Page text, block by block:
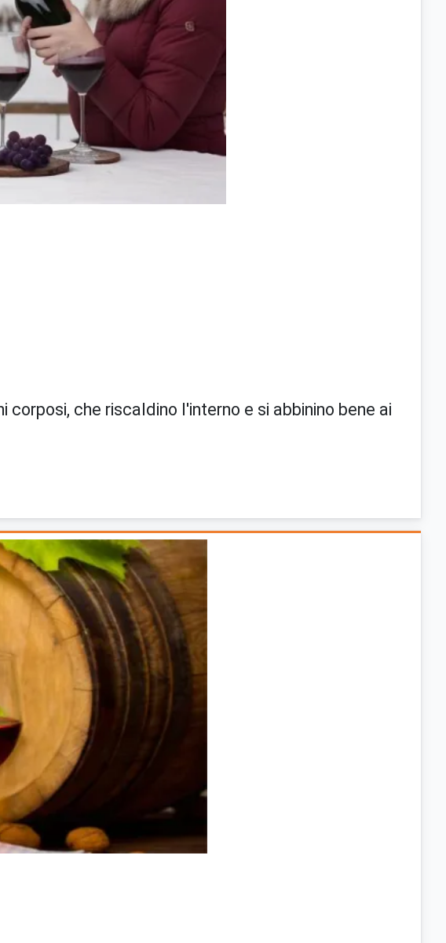
che riscaldino l'interno e si abbinino bene ai